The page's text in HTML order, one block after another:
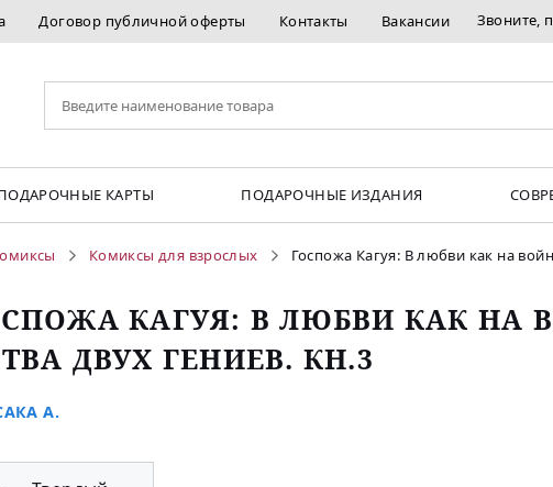
Договор публичной оферты Контакты Вакансии Звоните,
КАРТЫ ПОДАРОЧНЫЕ ИЗДАНИЯ
Комиксы для взрослых Госпожа Кагуя: В любви как на
КАГУЯ: В ЛЮБВИ КАК НА
ДВУХ ГЕНИЕВ. КН.3
А.